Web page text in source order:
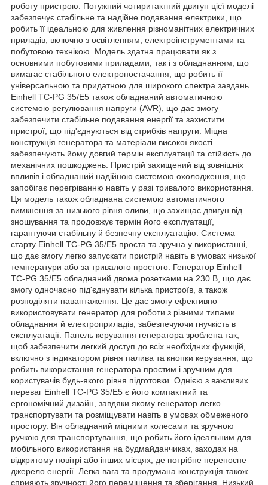
роботу пристрою. Потужний чотиритактний двигун цієї моделі
забезпечує стабільне та надійне подавання електрики, що
робить її ідеальною для живлення різноманітних електричних
приладів, включно з освітленням, електроінструментами та
побутовою технікою. Модель здатна працювати як з
основними побутовими приладами, так і з обладнанням, що
вимагає стабільного електропостачання, що робить її
універсальною та придатною для широкого спектра завдань.
Einhell TC-PG 35/E5 також обладнаний автоматичною
системою регулювання напруги (AVR), що дає змогу
забезпечити стабільне подавання енергії та захистити
пристрої, що під'єднуються від стрибків напруги. Міцна
конструкція генератора та матеріали високої якості
забезпечують йому довгий термін експлуатації та стійкість до
механічних пошкоджень. Пристрій захищений від зовнішніх
впливів і обладнаний надійною системою охолодження, що
запобігає перегріванню навіть у разі тривалого використання.
Ця модель також обладнана системою автоматичного
вимкнення за низького рівня оливи, що захищає двигун від
зношування та продовжує термін його експлуатації,
гарантуючи стабільну й безпечну експлуатацію. Система
старту Einhell TC-PG 35/E5 проста та зручна у використанні,
що дає змогу легко запускати пристрій навіть в умовах низької
температури або за тривалого простого. Генератор Einhell
TC-PG 35/E5 обладнаний двома розетками на 230 В, що дає
змогу одночасно під'єднувати кілька пристроїв, а також
розподіляти навантаження. Це дає змогу ефективно
використовувати генератор для роботи з різними типами
обладнання й електроприладів, забезпечуючи гнучкість в
експлуатації. Панель керування генератора зроблена так,
щоб забезпечити легкий доступ до всіх необхідних функцій,
включно з індикатором рівня палива та кнопки керування, що
робить використання генератора простим і зручним для
користувачів будь-якого рівня підготовки. Однією з важливих
переваг Einhell TC-PG 35/E5 є його компактний та
ергономічний дизайн, завдяки якому генератор легко
транспортувати та розміщувати навіть в умовах обмеженого
простору. Він обладнаний міцними колесами та зручною
ручкою для транспортування, що робить його ідеальним для
мобільного використання на будмайданчиках, заходах на
відкритому повітрі або інших місцях, де потрібне переносне
джерело енергії. Легка вага та продумана конструкція також
сприяють зручності його переміщення та зберігання. Низький